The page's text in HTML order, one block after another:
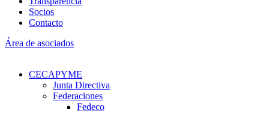
Socios
Contacto
Área de asociados
CECAPYME
Junta Directiva
Federaciones
Fedeco